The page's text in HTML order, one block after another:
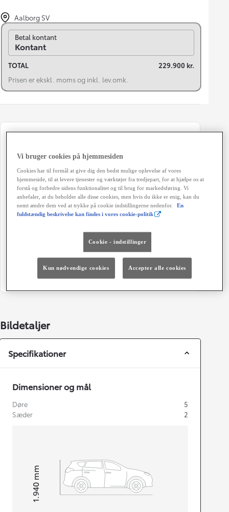
Aalborg SV
Skift til finansiering
Betal kontant
Kontant
TOTAL
229.900 kr.
Prisen er ekskl. moms og inkl. lev.omk.
02-2024
2024
Kilometertal
18.653 km
Brændstof
El
Karosseri
Varebil
Hestekræfter
136 HK
Døre
5
Bildetaljer
Specifikationer
Dimensioner og mål
Døre
5
Sæder
2
Højt1.940
mm
Vi bruger cookies på hjemmesiden
Cookies har til formål at give dig den bedst mulige oplevelse af vores
hjemmeside, til at levere tjenester og værktøjer fra tredjepart, for at hjælpe os at
forstå og forbedre sidens funktionalitet og til brug for markedsføring. Vi
anbefaler, at du beholder alle disse cookies, men hvis du ikke er enig, kan du
nemt ændre dem ved at trykke på cookie indstillingerne nedenfor. En
fuldstændig beskrivelse kan findes i vores cookie-politik
Cookie - indstillinger
Kun nødvendige cookies Accepter alle cookies